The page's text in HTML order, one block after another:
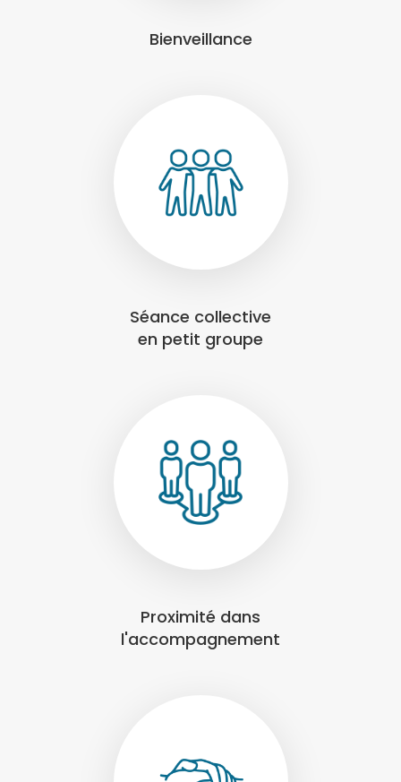
Bienveillance
Séance collective
en petit groupe
Proximité dans
l'accompagnement